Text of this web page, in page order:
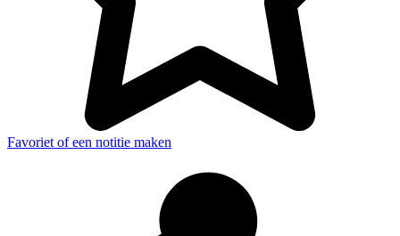
Favoriet of een notitie maken